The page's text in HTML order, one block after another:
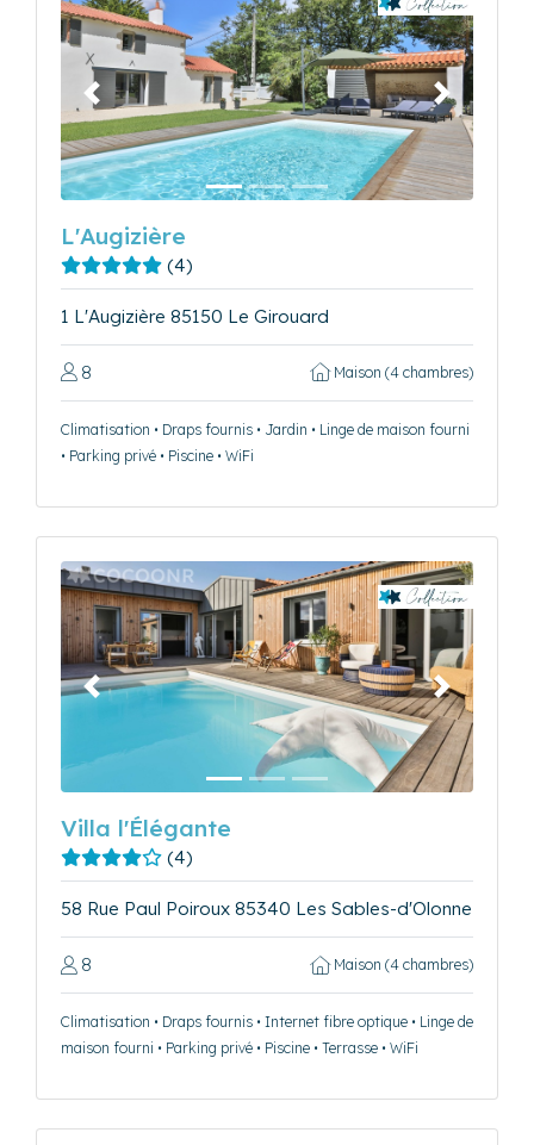
Précédent Suivant
L'Augizière
(4)
1 L'Augizière 85150 Le Girouard
8 Maison (4 chambres)
Climatisation • Draps fournis • Jardin • Linge de maison fourni
• Parking privé • Piscine • WiFi
Précédent Suivant
Villa l'Élégante
(4)
58 Rue Paul Poiroux 85340 Les Sables-d'Olonne
8 Maison (4 chambres)
Climatisation • Draps fournis • Internet fibre optique • Linge de
maison fourni • Parking privé • Piscine • Terrasse • WiFi